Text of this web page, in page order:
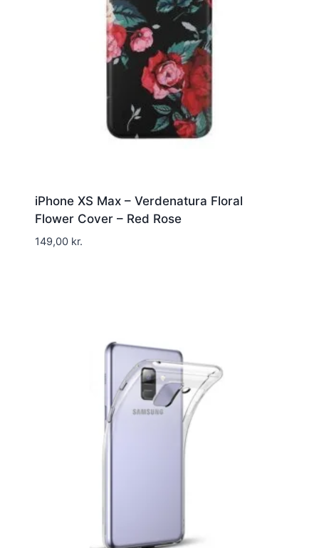
iPhone XS Max – Verdenatura Floral
Flower Cover – Red Rose
149,00 kr.